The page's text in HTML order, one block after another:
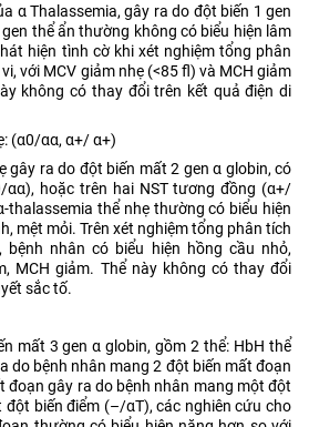
α Thalassemia, gây ra do đột biến 1 gen
thể ẩn thường không có biểu hiện lâm
hiện tình cờ khi xét nghiệm tổng phân
với MCV giảm nhẹ (<85 fl) và MCH giảm
không có thay đổi trên kết quả điện di
(α0/αα, α+/ α+)
gây ra do đột biến mất 2 gen α globin, có
αα), hoặc trên hai NST tương đồng (α+/
thalassemia thể nhẹ thường có biểu hiện
mệt mỏi. Trên xét nghiệm tổng phân tích
nhân có biểu hiện hồng cầu nhỏ,
MCH giảm. Thể này không có thay đổi
sắc tố.
mất 3 gen α globin, gồm 2 thể: HbH thể
do bệnh nhân mang 2 đột biến mất đoạn
đoạn gây ra do bệnh nhân mang một đột
đột biến điểm (–/αT), các nghiên cứu cho